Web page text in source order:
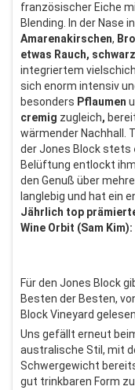
französischer Eiche
Blending. In der Nase
Amarenakirschen,
etwas Rauch,
integriertem
sich enorm intensiv
besonders Pflaumen
cremig zugleich,
wärmender Nachhall.
der Jones Block stets
Belüftung entlockt
den Genuß über
langlebig und hat ein
Jährlich top
Wine Orbit (Sam
Für den Jones Block
Besten der Besten,
Block Vineyard
Uns gefällt erneut
australische Stil, mit
Schwergewicht
gut trinkbaren Form